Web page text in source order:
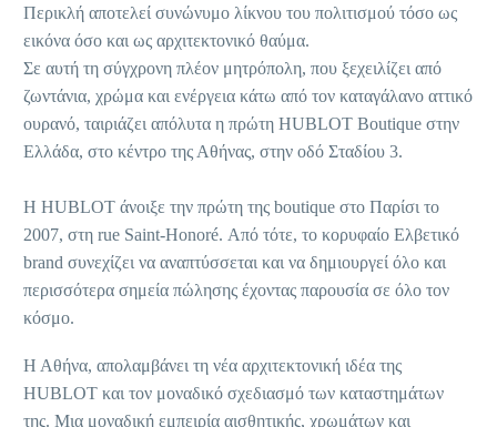
Περικλή αποτελεί συνώνυμο λίκνου του πολιτισμού τόσο ως
εικόνα όσο και ως αρχιτεκτονικό θαύμα.
Σε αυτή τη σύγχρονη πλέον μητρόπολη, που ξεχειλίζει από
ζωντάνια, χρώμα και ενέργεια κάτω από τον καταγάλανο αττικό
ουρανό, ταιριάζει απόλυτα η πρώτη HUBLOT Boutique στην
Ελλάδα, στο κέντρο της Αθήνας, στην οδό Σταδίου 3.
Η HUBLOT άνοιξε την πρώτη της boutique στο Παρίσι το
2007, στη rue Saint-Honoré. Από τότε, το κορυφαίο Ελβετικό
brand συνεχίζει να αναπτύσσεται και να δημιουργεί όλο και
περισσότερα σημεία πώλησης έχοντας παρουσία σε όλο τον
κόσμο.
Η Αθήνα, απολαμβάνει τη νέα αρχιτεκτονική ιδέα της
HUBLOT και τον μοναδικό σχεδιασμό των καταστημάτων
της. Μια μοναδική εμπειρία αισθητικής, χρωμάτων και